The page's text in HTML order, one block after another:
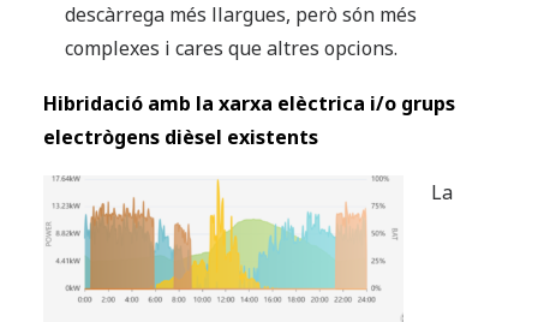
descàrrega més llargues, però són més
complexes i cares que altres opcions.
Hibridació amb la xarxa elèctrica i/o grups
electrògens dièsel existents
La